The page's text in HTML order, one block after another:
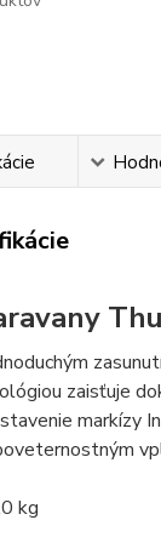
zaisťuje
markízy
kg